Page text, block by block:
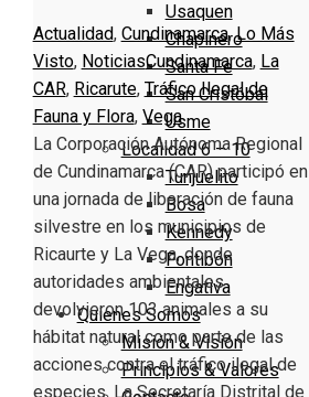
Usaquen
Chapinero
Santa Fe
San Cristóbal
Usme
Localidad 6 – 10
Tunjuelito
Bosa
Kennedy
Fontibón
Engativa
Quienes Somos
Misión & Visión
Principios & Valores
Actualidad, Cundinamarca,Lo Más
Visto, NoticiasCundinamarca, La
CAR, Ricarute, Tráfico Ilegal de
Fauna y Flora, Vega
La Corporación Autónoma Regional
de Cundinamarca (CAR) participó en
una jornada de liberación de fauna
silvestre en los municipios de
Ricaurte y La Vega, donde
autoridades ambientales
devolvieron 103 animales a su
hábitat natural como parte de las
acciones contra el tráfico ilegal de
especies. La Secretaría Distrital de